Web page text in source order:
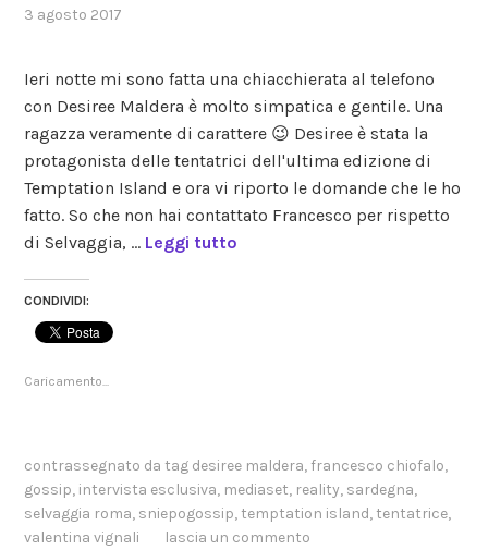
3 agosto 2017
gossip,
reality,
uomini
e
donne
Ieri notte mi sono fatta una chiacchierata al telefono
con Desiree Maldera è molto simpatica e gentile. Una
ragazza veramente di carattere 😉 Desiree è stata la
protagonista delle tentatrici dell'ultima edizione di
Temptation Island e ora vi riporto le domande che le ho
fatto. So che non hai contattato Francesco per rispetto
di Selvaggia, … Leggi tutto
CONDIVIDI:
Caricamento...
contrassegnato da tag desiree maldera, francesco chiofalo,
gossip, intervista esclusiva, mediaset, reality, sardegna,
selvaggia roma, sniepogossip, temptation island, tentatrice,
valentina vignali
lascia un commento